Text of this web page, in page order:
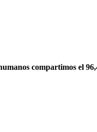
compartimos el